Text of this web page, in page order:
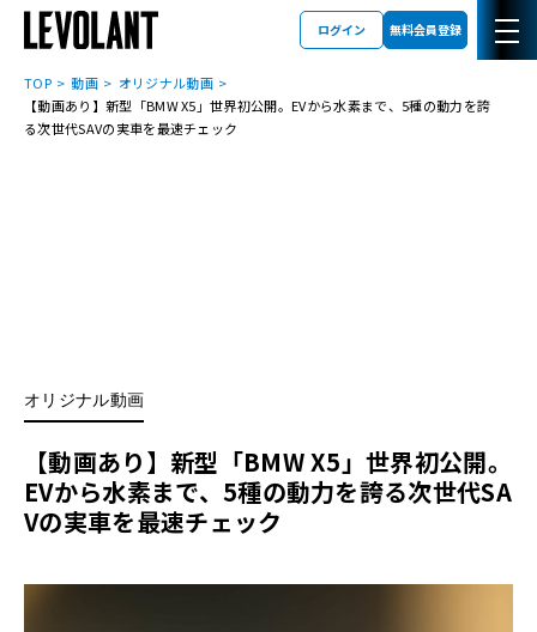
ログイン 無料会員登録
TOP 動画
オリジナル動画
【動画あり】新型「BMW X5」世界初公開。EVから水素まで、5種の動力を誇
る次世代SAVの実車を最速チェック
オリジナル動画
【動画あり】新型「BMW X5」世界初公開。
EVから水素まで、5種の動力を誇る次世代SA
Vの実車を最速チェック